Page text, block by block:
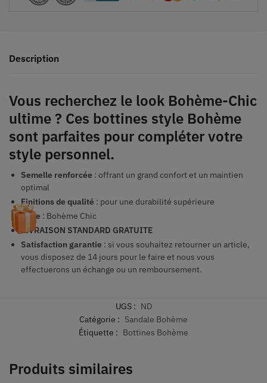
Description
Vous recherchez le look Bohème-Chic
ultime ? Ces bottines style Bohème
sont parfaites pour compléter votre
style personnel.
Semelle renforcée : offrant un grand confort et un maintien
optimal
Finitions de qualité : pour une durabilité supérieure
Style : Bohème Chic
LIVRAISON STANDARD GRATUITE
Satisfaction garantie : si vous souhaitez retourner un article,
vous disposez de 14 jours pour le faire et nous vous
effectuerons un échange ou un remboursement.
UGS : ND
Catégorie : Sandale Bohème
Étiquette : Bottines Bohème
Produits similaires